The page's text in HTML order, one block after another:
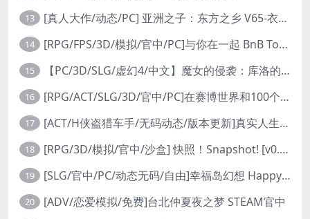
13 [真人大作/动态/PC] 亚洲之子：东方之乡 V65-衣析浅斟续写 官方中文+全DLC+MOD+攻略 26.4G
14 [RPG/FPS/3D/模拟/官中/PC]与你在一起 BnB Together BnB 11-26
15 【PC/3D/SLG/虚幻4/中文】魔女的侵袭：库洛的房间 V0.3.2 官方中文版【2.5G】
16 [RPG/ACT/SLG/3D/官中/PC]在赛博世界和100个道侣双修 steam v12.31-0.9.0032
17 [ACT/H侠盗猎车手/无码动态/版本更新]真实人生：阳光城/Real Life Sunbay City [v1.9.2 Beta]
18 [RPG/3D/模拟/官中/沙盒] 快照！Snapshot! [v0.992]
19 [SLG/官中/PC/动态无码/自由]幸福岛幻想 Happy Island Fantasy v1.2.0
20 [ADV/恋爱模拟/免费]台北仲夏夜之梦 STEAM官中